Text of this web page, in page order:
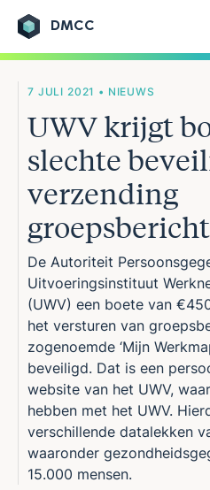
DMCC
7 JULI 2021 • NIEUWS
UWV krijgt
slechte
verzending
De Autoriteit
Uitvoeringsinstituut
(UWV) een boete van
het versturen van
zogenoemde ‘Mijn
beveiligd. Dat is een
website van het UWV,
hebben met het UWV.
verschillende datalekken
waaronder
15.000 mensen.